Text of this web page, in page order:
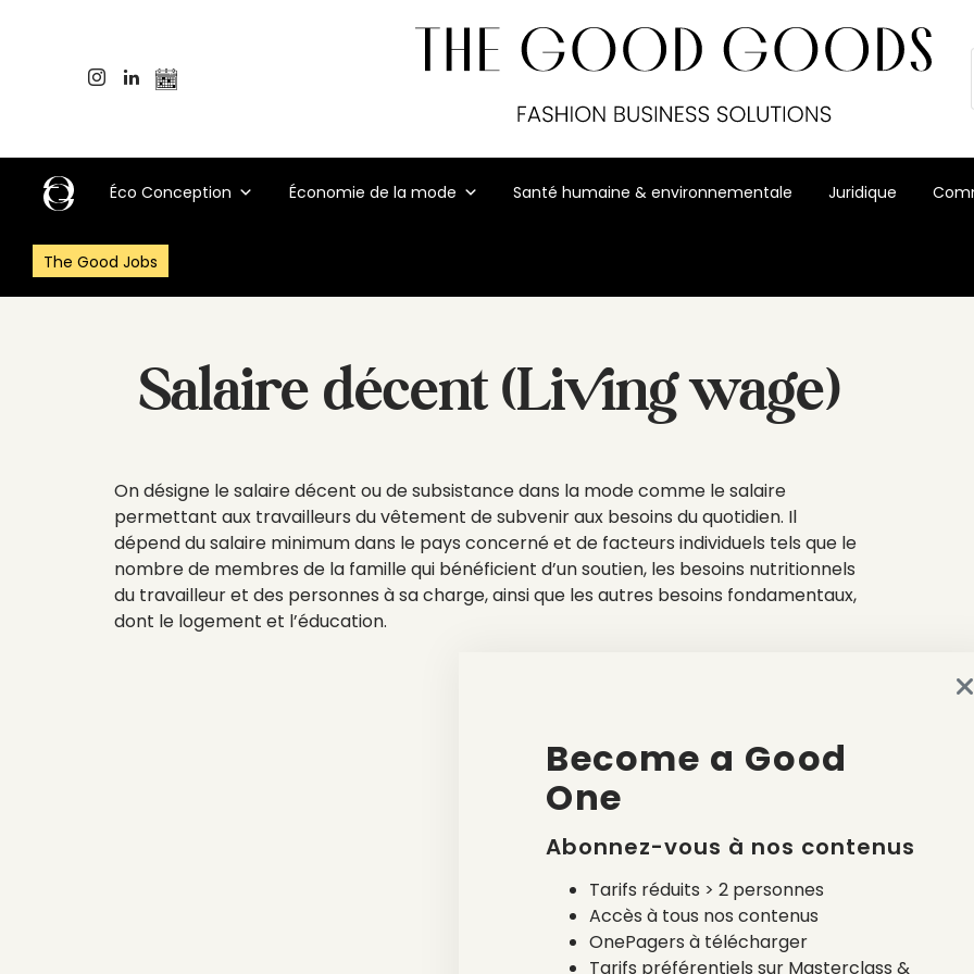
Éco Conception Économie de la mode Santé humaine & environnementale Juridique
The Good Jobs
Salaire décent (Living wage)
On désigne le salaire décent ou de subsistance dans la mode comme le salaire
permettant aux travailleurs du vêtement de subvenir aux besoins du quotidien. Il
dépend du salaire minimum dans le pays concerné et de facteurs individuels tels que le
nombre de membres de la famille qui bénéficient d’un soutien, les besoins nutritionnels
du travailleur et des personnes à sa charge, ainsi que les autres besoins fondamentaux,
dont le logement et l’éducation.
Become a Good
One
Abonnez-vous à nos contenus
Tarifs réduits > 2 personnes
Accès à tous nos contenus
OnePagers à télécharger
Tarifs préférentiels sur Masterclass &